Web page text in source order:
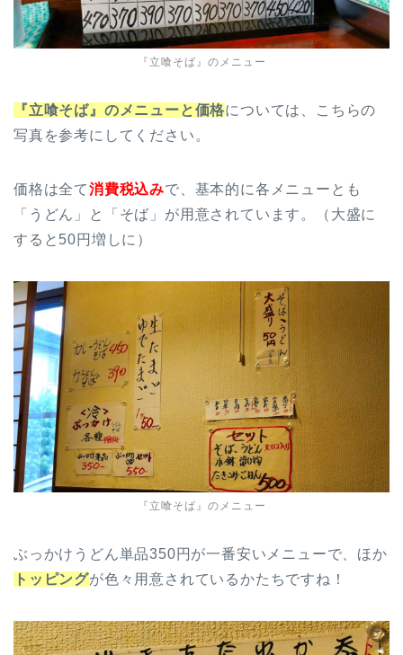
『立喰そば』のメニュー
『立喰そば』のメニューと価格については、こちらの
写真を参考にしてください。
価格は全て消費税込みで、基本的に各メニューとも
「うどん」と「そば」が用意されています。（大盛に
すると50円増しに）
『立喰そば』のメニュー
ぶっかけうどん単品350円が一番安いメニューで、ほか
トッピングが色々用意されているかたちですね！